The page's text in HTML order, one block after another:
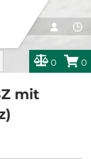
0 0
mit